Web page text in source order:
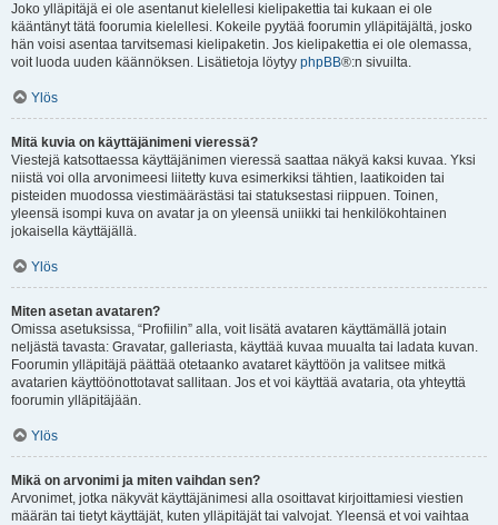
Joko ylläpitäjä ei ole asentanut kielellesi kielipakettia tai kukaan ei ole
kääntänyt tätä foorumia kielellesi. Kokeile pyytää foorumin ylläpitäjältä, josko
hän voisi asentaa tarvitsemasi kielipaketin. Jos kielipakettia ei ole olemassa,
voit luoda uuden käännöksen. Lisätietoja löytyy phpBB®:n sivuilta.
Ylös
Mitä kuvia on käyttäjänimeni vieressä?
Viestejä katsottaessa käyttäjänimen vieressä saattaa näkyä kaksi kuvaa. Yksi
niistä voi olla arvonimeesi liitetty kuva esimerkiksi tähtien, laatikoiden tai
pisteiden muodossa viestimäärästäsi tai statuksestasi riippuen. Toinen,
yleensä isompi kuva on avatar ja on yleensä uniikki tai henkilökohtainen
jokaisella käyttäjällä.
Ylös
Miten asetan avataren?
Omissa asetuksissa, “Profiilin” alla, voit lisätä avataren käyttämällä jotain
neljästä tavasta: Gravatar, galleriasta, käyttää kuvaa muualta tai ladata kuvan.
Foorumin ylläpitäjä päättää otetaanko avataret käyttöön ja valitsee mitkä
avatarien käyttöönottotavat sallitaan. Jos et voi käyttää avataria, ota yhteyttä
foorumin ylläpitäjään.
Ylös
Mikä on arvonimi ja miten vaihdan sen?
Arvonimet, jotka näkyvät käyttäjänimesi alla osoittavat kirjoittamiesi viestien
määrän tai tietyt käyttäjät, kuten ylläpitäjät tai valvojat. Yleensä et voi vaihtaa